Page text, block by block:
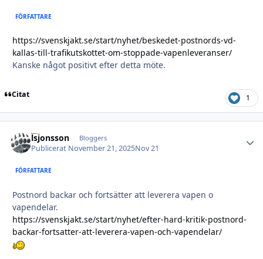
FÖRFATTARE
https://svenskjakt.se/start/nyhet/beskedet-postnords-vd-
kallas-till-trafikutskottet-om-stoppade-vapenleveranser/
Kanske något positivt efter detta möte.
Citat 1
lsjonsson Bloggers
Publicerat November 21, 2025Nov 21
FÖRFATTARE
Postnord backar och fortsätter att leverera vapen o
vapendelar.
https://svenskjakt.se/start/nyhet/efter-hard-kritik-postnord-
backar-fortsatter-att-leverera-vapen-och-vapendelar/